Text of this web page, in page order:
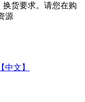
换货要求。请您在购
源
文】